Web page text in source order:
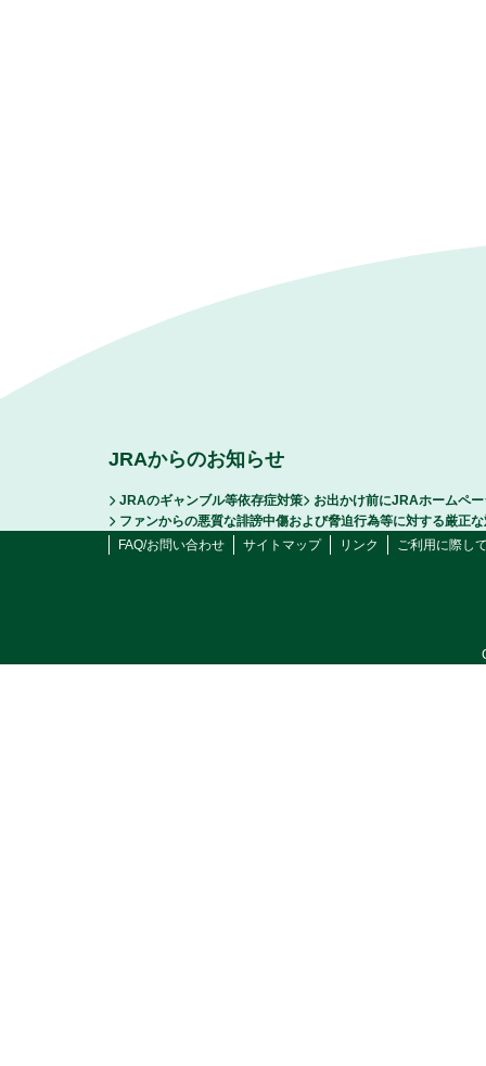
JRAからのお知らせ
JRAのギャンブル等依存症対策
お出かけ前にJRAホームペ
ファンからの悪質な誹謗中傷および脅迫行為等に対する厳正
FAQ/お問い合わせ
サイトマップ リンク ご利用に際し